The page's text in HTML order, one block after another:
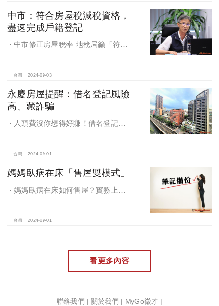
中市：符合房屋稅減稅資格，
盡速完成戶籍登記
中市修正房屋稅率 地稅局籲「符合
台灣 2024-09-03
永慶房屋提醒：借名登記風險
高、藏詐騙
人頭費沒你想得好賺！借名登記風
台灣 2024-09-01
媽媽臥病在床「售屋雙模式」
媽媽臥病在床如何售屋？實務上可
台灣 2024-09-01
看更多內容
聯絡我們 | 關於我們 | MyGo徵才 |